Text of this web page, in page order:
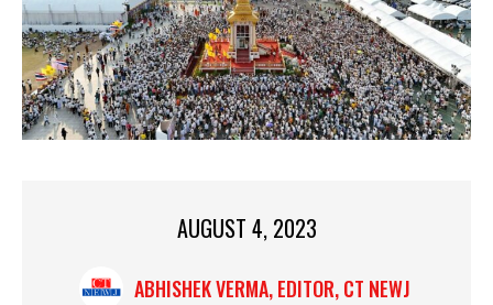
AUGUST 4, 2023
ABHISHEK VERMA, EDITOR, CT NEWJ